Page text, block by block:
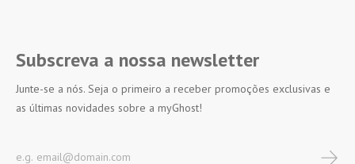
Subscreva a nossa newsletter
Junte-se a nós. Seja o primeiro a receber promoções exclusivas e
as últimas novidades sobre a myGhost!